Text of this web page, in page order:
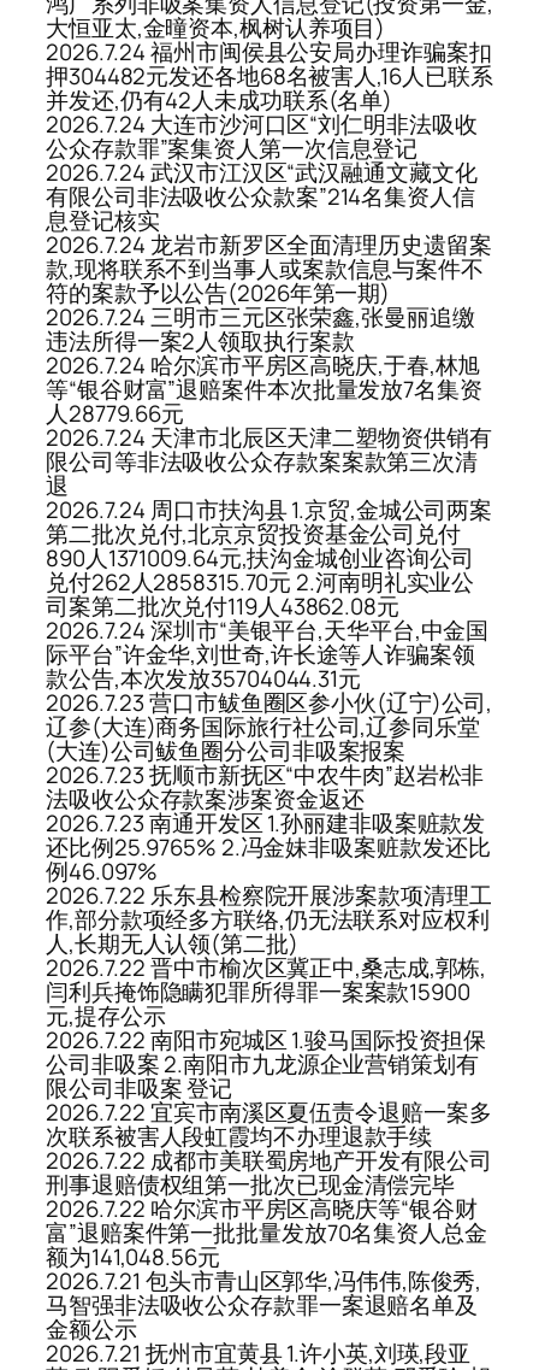
大恒亚太,金曈资本,枫树认养项目)
2026.7.24 福州市闽侯县公安局办理诈骗案扣
押304482元发还各地68名被害人,16人已联系
并发还,仍有42人未成功联系(名单)
2026.7.24 大连市沙河口区“刘仁明非法吸收
公众存款罪”案集资人第一次信息登记
2026.7.24 武汉市江汉区“武汉融通文藏文化
有限公司非法吸收公众款案”214名集资人信
息登记核实
2026.7.24 龙岩市新罗区全面清理历史遗留案
款,现将联系不到当事人或案款信息与案件不
符的案款予以公告(2026年第一期)
2026.7.24 三明市三元区张荣鑫,张曼丽追缴
违法所得一案2人领取执行案款
2026.7.24 哈尔滨市平房区高晓庆,于春,林旭
等“银谷财富”退赔案件本次批量发放7名集资
人28779.66元
2026.7.24 天津市北辰区天津二塑物资供销有
限公司等非法吸收公众存款案案款第三次清
退
2026.7.24 周口市扶沟县 1.京贸,金城公司两案
第二批次兑付,北京京贸投资基金公司兑付
890人1371009.64元,扶沟金城创业咨询公司
兑付262人2858315.70元 2.河南明礼实业公
司案第二批次兑付119人43862.08元
2026.7.24 深圳市“美银平台,天华平台,中金国
际平台”许金华,刘世奇,许长途等人诈骗案领
款公告,本次发放35704044.31元
2026.7.23 营口市鲅鱼圈区参小伙(辽宁)公司,
辽参(大连)商务国际旅行社公司,辽参同乐堂
(大连)公司鲅鱼圈分公司非吸案报案
2026.7.23 抚顺市新抚区“中农牛肉”赵岩松非
法吸收公众存款案涉案资金返还
2026.7.23 南通开发区 1.孙丽建非吸案赃款发
还比例25.9765% 2.冯金妹非吸案赃款发还比
例46.097%
2026.7.22 乐东县检察院开展涉案款项清理工
作,部分款项经多方联络,仍无法联系对应权利
人,长期无人认领(第二批)
2026.7.22 晋中市榆次区冀正中,桑志成,郭栋,
闫利兵掩饰隐瞒犯罪所得罪一案案款15900
元,提存公示
2026.7.22 南阳市宛城区 1.骏马国际投资担保
公司非吸案 2.南阳市九龙源企业营销策划有
限公司非吸案 登记
2026.7.22 宜宾市南溪区夏伍责令退赔一案多
次联系被害人段虹霞均不办理退款手续
2026.7.22 成都市美联蜀房地产开发有限公司
刑事退赔债权组第一批次已现金清偿完毕
2026.7.22 哈尔滨市平房区高晓庆等“银谷财
富”退赔案件第一批批量发放70名集资人总金
额为141,048.56元
2026.7.21 包头市青山区郭华,冯伟伟,陈俊秀,
马智强非法吸收公众存款罪一案退赔名单及
金额公示
2026.7.21 抚州市宜黄县 1.许小英,刘瑛,段亚